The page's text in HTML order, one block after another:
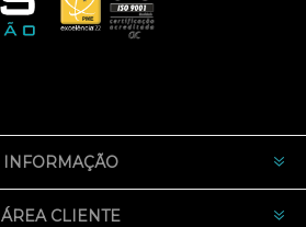
INFORMAÇÃO
ÁREA CLIENTE